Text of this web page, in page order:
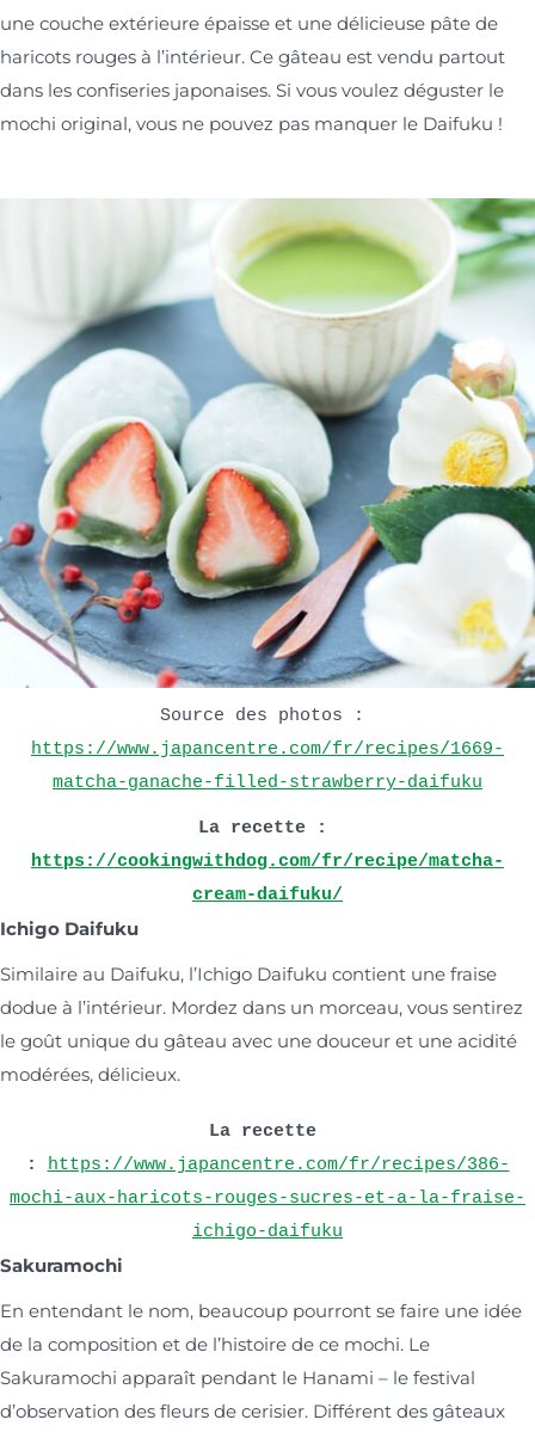
une couche extérieure épaisse et une délicieuse pâte de
haricots rouges à l’intérieur. Ce gâteau est vendu partout
dans les confiseries japonaises. Si vous voulez déguster le
mochi original, vous ne pouvez pas manquer le Daifuku !
https://www.japancentre.com/fr/recipes/1669-
matcha-ganache-filled-strawberry-daifuku
https://cookingwithdog.com/fr/recipe/matcha-
cream-daifuku/
Ichigo Daifuku
Similaire au Daifuku, l’Ichigo Daifuku contient une fraise
dodue à l’intérieur. Mordez dans un morceau, vous sentirez
le goût unique du gâteau avec une douceur et une acidité
modérées, délicieux.
La recette
:
https://www.japancentre.com/fr/recipes/386-
mochi-aux-haricots-rouges-sucres-et-a-la-fraise-
ichigo-daifuku
Sakuramochi
En entendant le nom, beaucoup pourront se faire une idée
de la composition et de l’histoire de ce mochi. Le
Sakuramochi apparaît pendant le Hanami – le festival
d’observation des fleurs de cerisier. Différent des gâteaux